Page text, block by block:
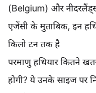
(Belgium) और
एजेंसी के मुताबिक, इन
किलो टन तक है
परमाणु हथियार कितने
होगी? ये उनके साइज पर